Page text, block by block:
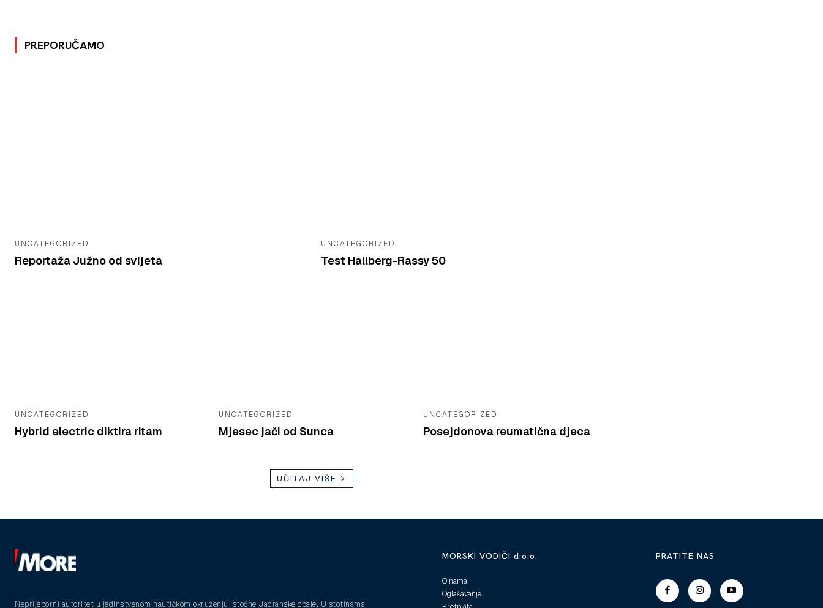
PREPORUČAMO
UNCATEGORIZED
Reportaža Južno od svijeta
UNCATEGORIZED
Test Hallberg-Rassy 50
UNCATEGORIZED
Hybrid electric diktira ritam
UNCATEGORIZED
Mjesec jači od Sunca
UNCATEGORIZED
Posejdonova reumatična djeca
UČITAJ VIŠE
Neprijeporni autoritet u jedinstvenom nautičkom okruženju istočne Jadranske obale. U stotinama
MORSKI VODIČI d.o.o.
O nama
Oglašavanje
PRATITE NAS